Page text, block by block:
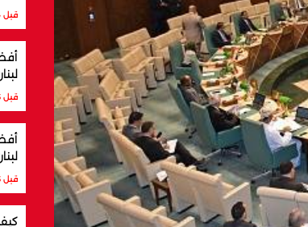
قبل 4 ساعات
قبل 5 ساعات
قبل 5 ساعات